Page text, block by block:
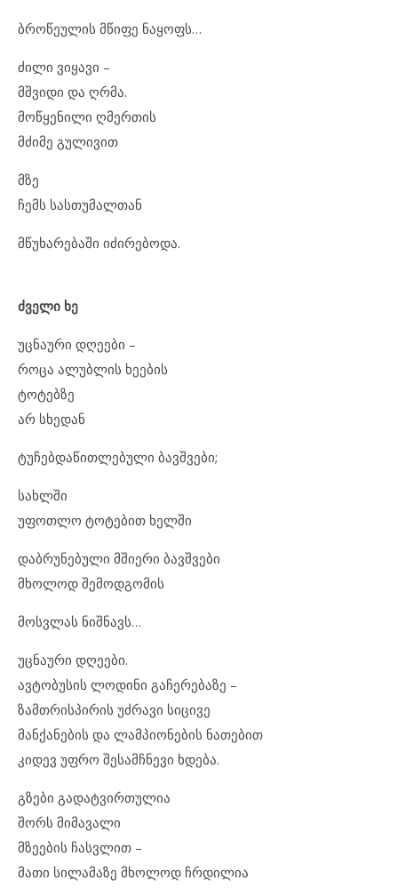
ბროწეულის მწიფე ნაყოფს…
ძილი ვიყავი –
მშვიდი და ღრმა.
მოწყენილი ღმერთის
მძიმე გულივით
მზე
ჩემს სასთუმალთან
მწუხარებაში იძირებოდა.
ძველი ხე
უცნაური დღეები –
როცა ალუბლის ხეების
ტოტებზე
არ სხედან
ტუჩებდაწითლებული ბავშვები;
სახლში
უფოთლო ტოტებით ხელში
დაბრუნებული მშიერი ბავშვები
მხოლოდ შემოდგომის
მოსვლას ნიშნავს…
უცნაური დღეები.
ავტობუსის ლოდინი გაჩერებაზე –
ზამთრისპირის უძრავი სიცივე
მანქანების და ლამპიონების ნათებით
კიდევ უფრო შესამჩნევი ხდება.
გზები გადატვირთულია
შორს მიმავალი
მზეების ჩასვლით –
მათი სილამაზე მხოლოდ ჩრდილია